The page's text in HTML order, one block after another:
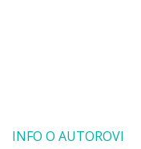
INFO O AUTOROVI